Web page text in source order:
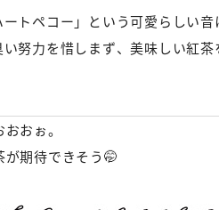
ートペコー」という可愛らしい
い努力を惜しまず、美味しい紅茶
おぉ。
が期待できそう🤭